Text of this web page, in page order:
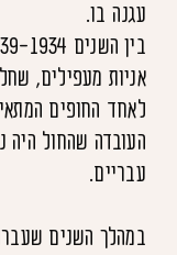
עגנה בו.
אניות מעפילים,
לאחד החופים
העובדה שהחול היה
עבריים.
במהלך השנים